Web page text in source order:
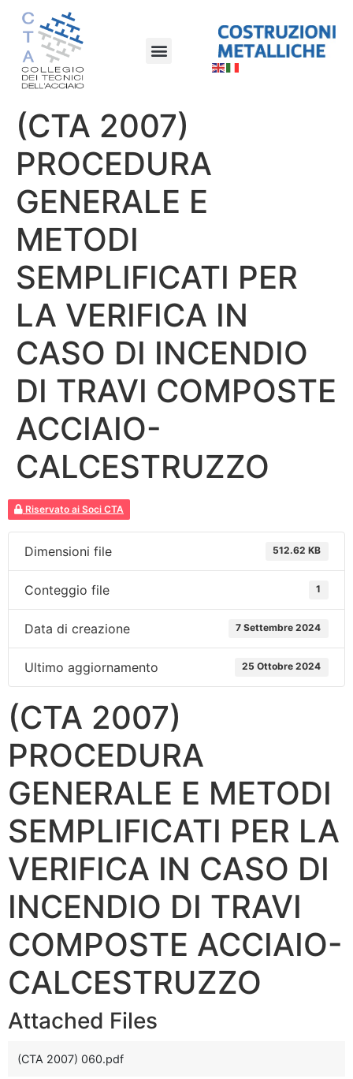
(CTA 2007)
PROCEDURA
GENERALE E
METODI
SEMPLIFICATI PER
LA VERIFICA IN
CASO DI INCENDIO
DI TRAVI COMPOSTE
ACCIAIO-
CALCESTRUZZO
Riservato ai Soci CTA
Dimensioni file 512.62 KB
Conteggio file 1
Data di creazione 7 Settembre 2024
Ultimo aggiornamento 25 Ottobre 2024
(CTA 2007)
PROCEDURA
GENERALE E METODI
SEMPLIFICATI PER LA
VERIFICA IN CASO DI
INCENDIO DI TRAVI
COMPOSTE ACCIAIO-
CALCESTRUZZO
Attached Files
(CTA 2007) 060.pdf